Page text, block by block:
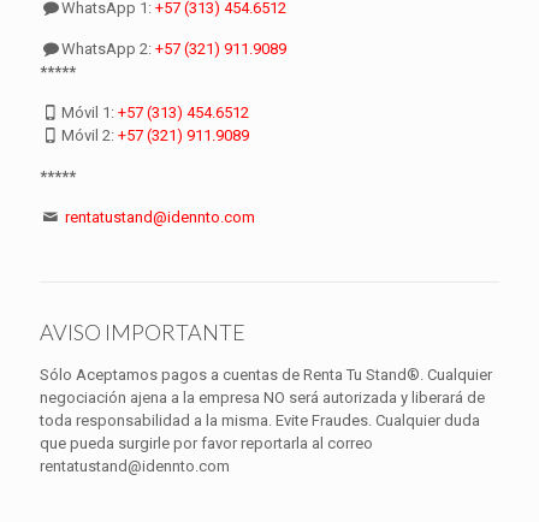
WhatsApp 1:+57 (313) 454.6512
WhatsApp 2:+57 (321) 911.9089
*****
Móvil 1:+57 (313) 454.6512
Móvil 2:+57 (321) 911.9089
*****
rentatustand@idennto.com
AVISO IMPORTANTE
Sólo Aceptamos pagos a cuentas de Renta Tu Stand®. Cualquier
negociación ajena a la empresa NO será autorizada y liberará de
toda responsabilidad a la misma. Evite Fraudes. Cualquier duda
que pueda surgirle por favor reportarla al correo
rentatustand@idennto.com